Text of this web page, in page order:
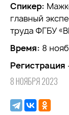
Спикер:
главный
труда ФГБУ
Время: 8
Регистрация
8 НОЯБРЯ 2023